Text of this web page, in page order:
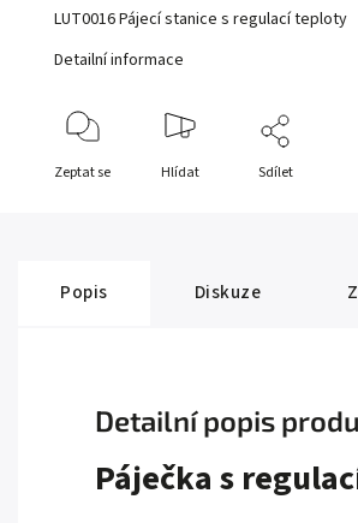
LUT0016 Pájecí stanice s regulací teploty
Detailní informace
Zeptat se Hlídat Sdílet
Popis Diskuze
Detailní popis
Páječka s